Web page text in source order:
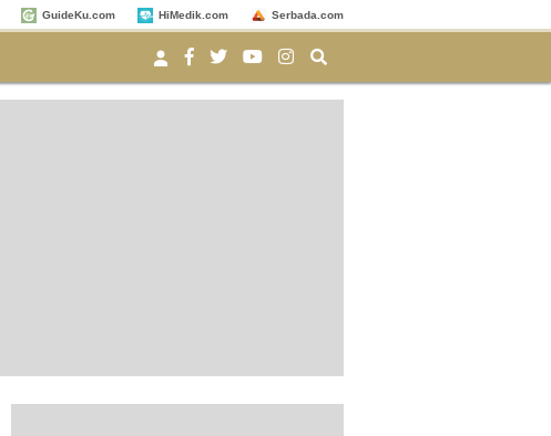
GuideKu.com HiMedik.com Serbada.com